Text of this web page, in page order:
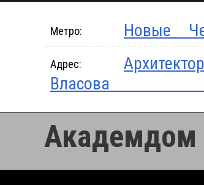
Метро: Новые
Адрес:
Академдом